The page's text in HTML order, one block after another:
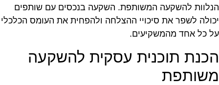
להשקעה המשותפת. השקעה בנכסים עם שותפים
לשפר את סיכויי ההצלחה ולהפחית את העומס הכלכלי
כל אחד מהמשקיעים.
תוכנית עסקית להשקעה